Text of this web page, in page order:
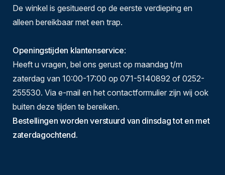
De winkel is gesitueerd op de eerste verdieping en
alleen bereikbaar met een trap.
Openingstijden klantenservice:
Heeft u vragen, bel ons gerust op maandag t/m
zaterdag van 10:00-17:00 op 071-5140892 of 0252-
255530. Via e-mail en het contactformulier zijn wij ook
buiten deze tijden te bereiken.
Bestellingen worden verstuurd van dinsdag tot en met
zaterdagochtend.